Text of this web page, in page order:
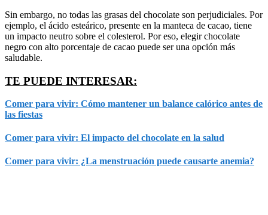
Sin embargo, no todas las grasas del chocolate son perjudiciales. Por
ejemplo, el ácido esteárico, presente en la manteca de cacao, tiene
un impacto neutro sobre el colesterol. Por eso, elegir chocolate
negro con alto porcentaje de cacao puede ser una opción más
saludable.
TE PUEDE INTERESAR:
Comer para vivir: Cómo mantener un balance calórico antes de
las fiestas
Comer para vivir: El impacto del chocolate en la salud
Comer para vivir: ¿La menstruación puede causarte anemia?